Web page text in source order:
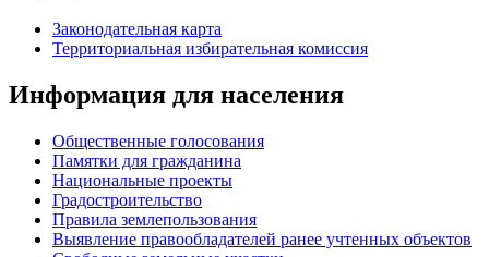
Законодательная карта
Территориальная избирательная комиссия
Информация для населения
Общественные голосования
Памятки для гражданина
Национальные проекты
Градостроительство
Правила землепользования
Выявление правообладателей ранее учтенных объектов